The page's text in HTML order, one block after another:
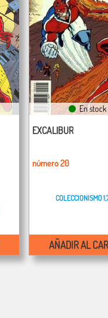
En stock
EXCALIBUR
número 20
COLECCIONISMO
AÑADIR AL